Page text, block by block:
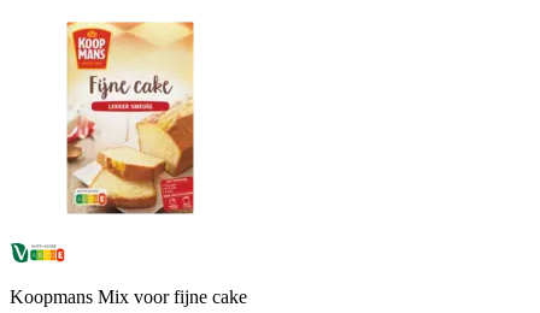
Koopmans Mix voor fijne cake